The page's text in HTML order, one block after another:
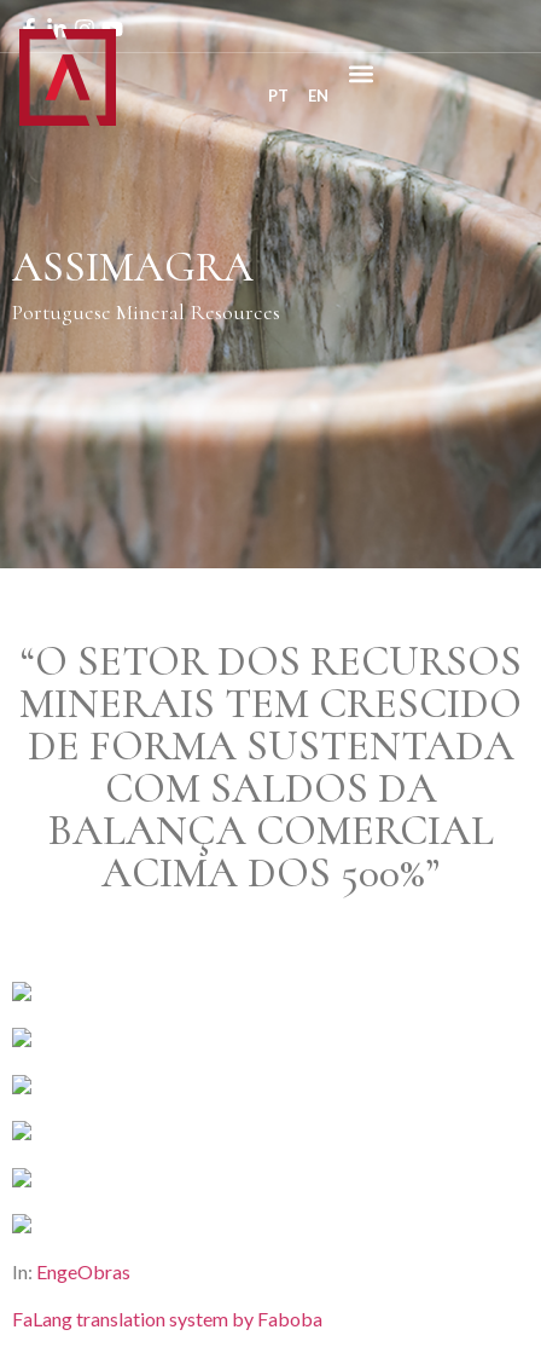
PT EN
ASSIMAGRA
Portuguese Mineral Resources
“O SETOR DOS RECURSOS
MINERAIS TEM CRESCIDO
DE FORMA SUSTENTADA
COM SALDOS DA
BALANÇA COMERCIAL
ACIMA DOS 500%”
In: EngeObras
FaLang translation system by Faboba